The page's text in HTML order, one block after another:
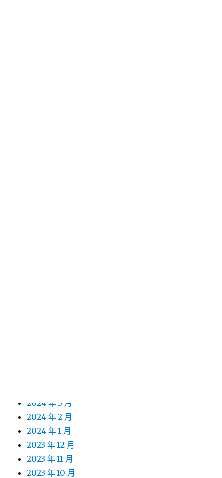
2024 年 3 月
2024 年 2 月
2024 年 1 月
2023 年 12 月
2023 年 11 月
2023 年 10 月